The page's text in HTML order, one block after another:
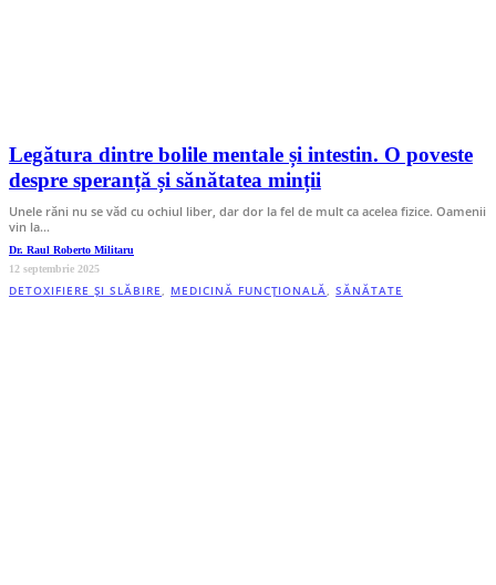
Legătura dintre bolile mentale și intestin. O poveste
despre speranță și sănătatea minții
Unele răni nu se văd cu ochiul liber, dar dor la fel de mult ca acelea fizice. Oamenii
vin la…
Dr. Raul Roberto Militaru
12 septembrie 2025
DETOXIFIERE ȘI SLĂBIRE, MEDICINĂ FUNCȚIONALĂ,SĂNĂTATE